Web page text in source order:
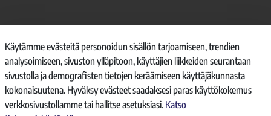
© 2026, CONSEJO GENERAL DEL NOTARIO
CANAL INTERNO DE INFORMACIÓN
REGISTRO DE ACTIVIDADES DE TRATAMIENTO
AVISO LEGAL
POLÍTICA DE PRIVACIDAD
Käytämme evästeitä personoidun sisällön tarjoamiseen, trendien
analysoimiseen, sivuston ylläpitoon, käyttäjien liikkeiden seurantaan
sivustolla ja demografisten tietojen keräämiseen käyttäjäkunnasta
kokonaisuutena. Hyväksy evästeet saadaksesi paras käyttökokemus
verkkosivustollamme tai hallitse asetuksiasi. Katso